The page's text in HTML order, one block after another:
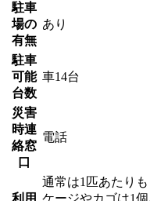
駐車
場の
有無
あり
駐車
可能
台数
車14台
災害
時連
絡窓
口
電話
通常は1匹あたり